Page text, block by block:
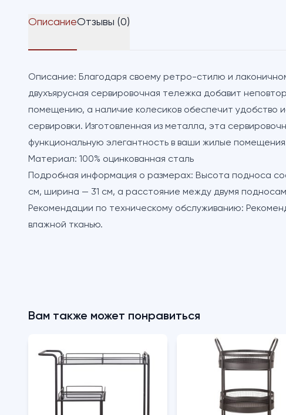
ОписаниеОтзывы (0)
Описание: Благодаря своему ретро-стилю и
двухъярусная сервировочная тележка добавит
помещению, а наличие колесиков обеспечит удобство
сервировки. Изготовленная из металла, эта
функциональную элегантность в ваши жилые
Материал: 100% оцинкованная сталь
Подробная информация о размерах: Высота подноса
см, ширина — 31 см, а расстояние между двумя
Рекомендации по техническому обслуживанию:
влажной тканью.
Вам также может понравиться